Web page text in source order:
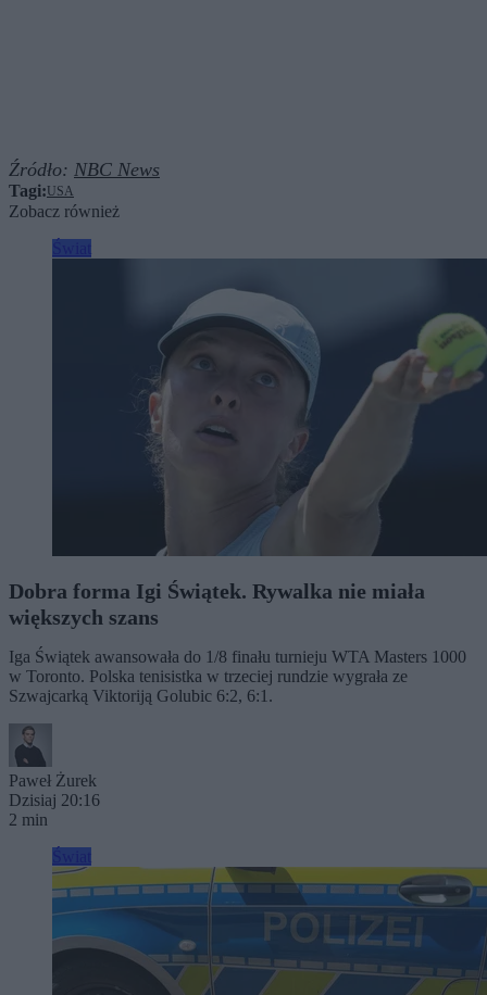
Źródło: NBC News
Tagi:USA
Zobacz również
Dobra forma Igi Świątek. Rywalka nie miała
większych szans
Iga Świątek awansowała do 1/8 finału turnieju WTA Masters 1000
w Toronto. Polska tenisistka w trzeciej rundzie wygrała ze
Szwajcarką Viktoriją Golubic 6:2, 6:1.
Paweł Żurek
Dzisiaj 20:16
2 min